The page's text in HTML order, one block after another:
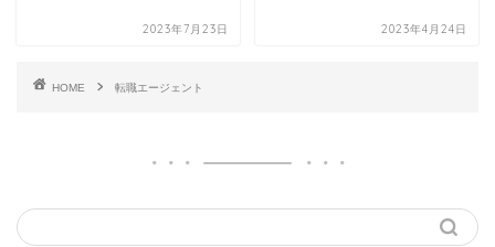
2023年7月23日 2023年4月24日
HOME 転職エージェント